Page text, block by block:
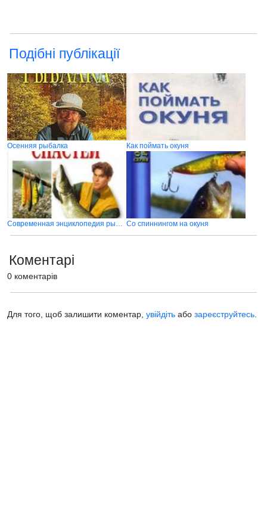
Подібні публікації
Осенняя рыбалка Как поймать окуня
Современная энциклопедия рыболовных снастей Со спиннингом на окуня
Коментарі
0 коментарів
Для того, щоб залишити коментар, увійдіть або зареєструйтесь